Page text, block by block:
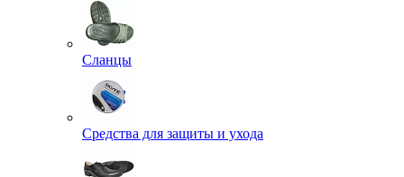
Сланцы
Средства для защиты и ухода